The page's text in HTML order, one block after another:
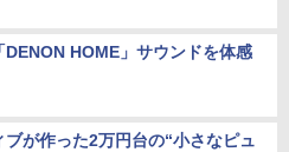
DENON HOME」サウンドを体感
ブが作った2万円台の“小さなピュ